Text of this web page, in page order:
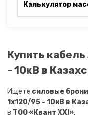
Калькулятор
Купить
- 10кВ в
Ищете силовые
1х120/95 - 10кВ в
в ТОО «Квант XXI».